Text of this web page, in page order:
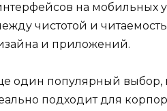
на мобильных
чистотой и
и приложений.
один популярный выбор,
подходит для